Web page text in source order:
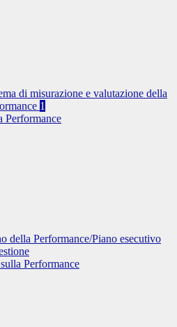
di misurazione e valutazione della
1
Performance
della Performance/Piano esecutivo
Performance